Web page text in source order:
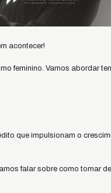
acontecer!
feminino. Vamos abordar
que impulsionam o
falar sobre como tomar